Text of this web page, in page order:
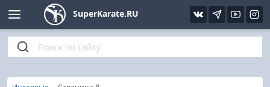
SuperKarate.RU
Киокушинкай
Кёкусин (IFK)
Фото
Видео
Интервью
Статьи
Уроки каратэ
Файлы